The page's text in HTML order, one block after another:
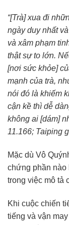
“[Trà] xua đi
ngàyduy nhấtvà
và xâm phạm
thật sự to lớn.
[nơi sức khỏe]
mạnh của trà,
nói đó là khiếm
cận kề thì dễ
không ai [dám]
11.166; Taiping
Mặc dù Vô
chứng phần nào
trong việc mô tả
Khi cuộc chiến
tiếng và vận may